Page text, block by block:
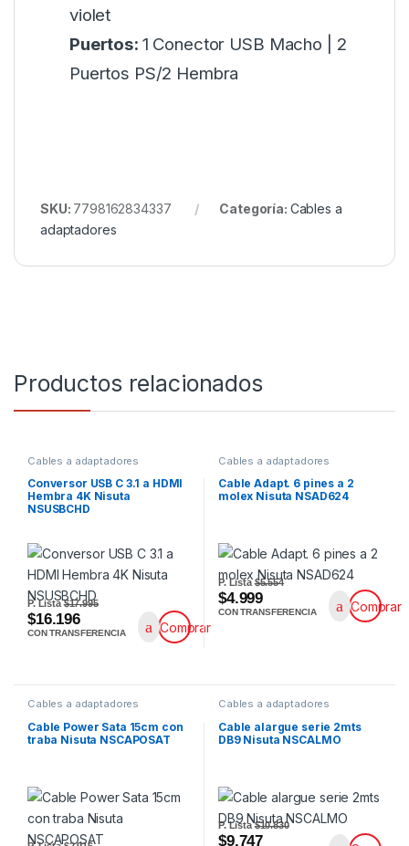
violet
Puertos: 1 Conector USB Macho | 2
Puertos PS/2 Hembra
SKU: 7798162834337 Categoría: Cables a
adaptadores
Productos relacionados
Cables a adaptadores
Conversor USB C 3.1 a HDMI
Hembra 4K Nisuta
NSUSBCHD
P. Lista$17.995
$16.196
CON TRANSFERENCIA Comprar
Cables a adaptadores
Cable Adapt. 6 pines a 2
molex Nisuta NSAD624
P. Lista$5.554
$4.999
CON TRANSFERENCIA Comprar
Cables a adaptadores
Cable Power Sata 15cm con
traba Nisuta NSCAPOSAT
Cables a adaptadores
Cable alargue serie 2mts
DB9 Nisuta NSCALMO
P. Lista$10.830
$9.747